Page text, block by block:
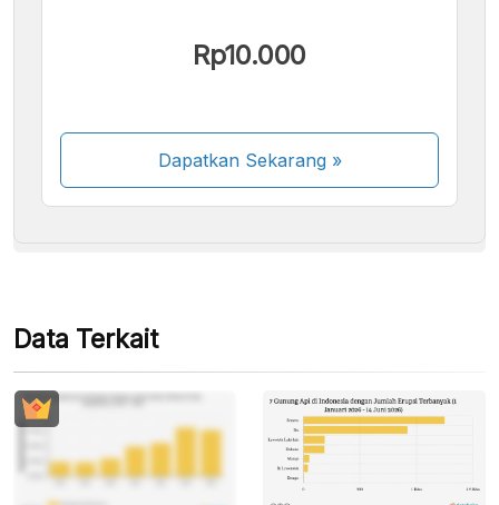
Rp10.000
Dapatkan Sekarang»
Beberapa metode pembayaran masih dalam
Data Terkait